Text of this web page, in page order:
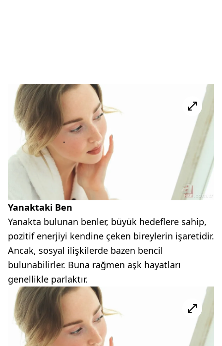
Yanaktaki Ben
Yanakta bulunan benler, büyük hedeflere sahip,
pozitif enerjiyi kendine çeken bireylerin işaretidir.
Ancak, sosyal ilişkilerde bazen bencil
bulunabilirler. Buna rağmen aşk hayatları
genellikle parlaktır.